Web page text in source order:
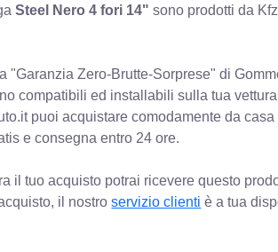
Steel Nero 4 fori 14" sono prodotti da
"Garanzia Zero-Brutte-Sorprese" di
compatibili ed installabili sulla tua
puoi acquistare comodamente da
e consegna entro 24 ore.
il tuo acquisto potrai ricevere questo
il nostroservizio clienti è a tua